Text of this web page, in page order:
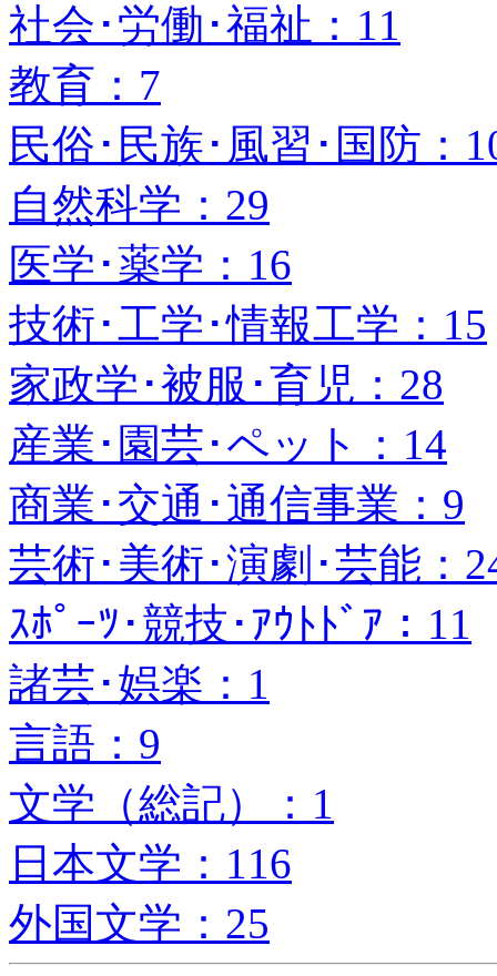
社会･労働･福祉：11
教育：7
民俗･民族･風習･国防：
自然科学：29
医学･薬学：16
技術･工学･情報工学：15
家政学･被服･育児：28
産業･園芸･ペット：14
商業･交通･通信事業：9
芸術･美術･演劇･芸能：
ｽﾎﾟｰﾂ･競技･ｱｳﾄﾄﾞｱ：11
諸芸･娯楽：1
言語：9
文学（総記）：1
日本文学：116
外国文学：25